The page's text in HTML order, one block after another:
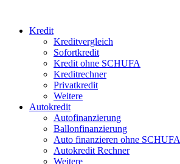
Kredit
Kreditvergleich
Sofortkredit
Kredit ohne SCHUFA
Kreditrechner
Privatkredit
Weitere
Autokredit
Autofinanzierung
Ballonfinanzierung
Auto finanzieren ohne SCHUFA
Autokredit Rechner
Weitere